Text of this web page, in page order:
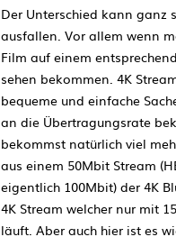
Der Unterschied kann ganz
ausfallen. Vor allem wenn
Film auf einem
sehen bekommen. 4K
bequeme und einfache
an die Übertragungsrate
bekommst natürlich viel
aus einem 50Mbit Stream
eigentlich 100Mbit) der 4K
4K Stream welcher nur mit
läuft. Aber auch hier ist es